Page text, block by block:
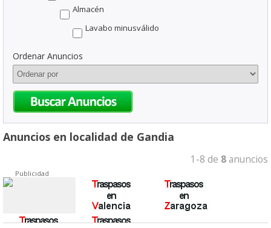
Almacén
Lavabo minusválido
Ordenar Anuncios
Anuncios en localidad de Gandia
1-8 de 8 anuncios
Publicidad